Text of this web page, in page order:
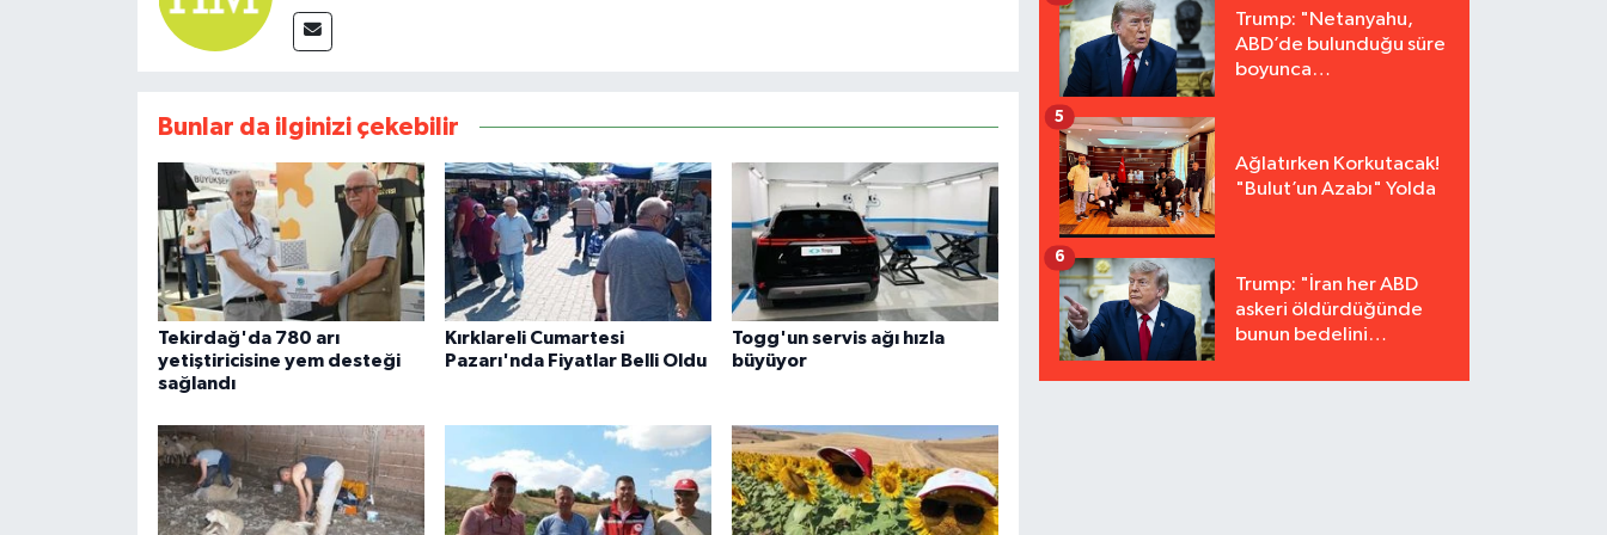
Bunlar da ilginizi çekebilir
Tekirdağ'da 780 arı
yetiştiricisine yem desteği
sağlandı
Kırklareli Cumartesi
Pazarı'nda Fiyatlar Belli Oldu
Togg'un servis ağı hızla
büyüyor
Trump: "Netanyahu,
ABD’de bulunduğu süre
boyunca
Ağlatırken Korkutacak!
"Bulut’un Azabı" Yolda
5
Trump: "İran her ABD
askeri öldürdüğünde
bunun bedelini
6